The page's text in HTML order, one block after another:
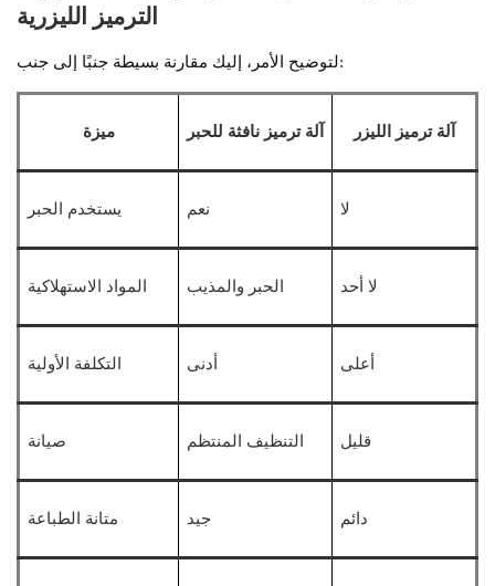
الترميز الليزرية
لتوضيح الأمر، إليك مقارنة بسيطة جنبًا إلى جنب:
ميزة آلة ترميز نافثة للحبر آلة ترميز الليزر
يستخدم الحبر نعم لا
المواد الاستهلاكية الحبر والمذيب لا أحد
التكلفة الأولية أدنى أعلى
صيانة التنظيف المنتظم قليل
متانة الطباعة جيد دائم